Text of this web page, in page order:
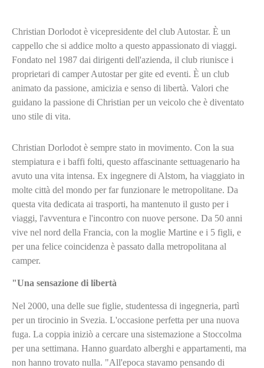
Christian Dorlodot è vicepresidente del club Autostar. È un
cappello che si addice molto a questo appassionato di viaggi.
Fondato nel 1987 dai dirigenti dell'azienda, il club riunisce i
proprietari di camper Autostar per gite ed eventi. È un club
animato da passione, amicizia e senso di libertà. Valori che
guidano la passione di Christian per un veicolo che è diventato
uno stile di vita.
Christian Dorlodot è sempre stato in movimento. Con la sua
stempiatura e i baffi folti, questo affascinante settuagenario ha
avuto una vita intensa. Ex ingegnere di Alstom, ha viaggiato in
molte città del mondo per far funzionare le metropolitane. Da
questa vita dedicata ai trasporti, ha mantenuto il gusto per i
viaggi, l'avventura e l'incontro con nuove persone. Da 50 anni
vive nel nord della Francia, con la moglie Martine e i 5 figli, e
per una felice coincidenza è passato dalla metropolitana al
camper.
"Una sensazione di libertà
Nel 2000, una delle sue figlie, studentessa di ingegneria, partì
per un tirocinio in Svezia. L'occasione perfetta per una nuova
fuga. La coppia iniziò a cercare una sistemazione a Stoccolma
per una settimana. Hanno guardato alberghi e appartamenti, ma
non hanno trovato nulla. "All'epoca stavamo pensando di